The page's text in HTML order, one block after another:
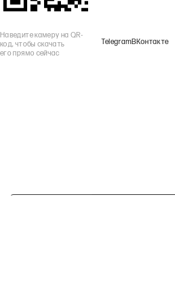
Наведите камеру на QR-
код, чтобы скачать
его прямо сейчас
TelegramВКонтакте